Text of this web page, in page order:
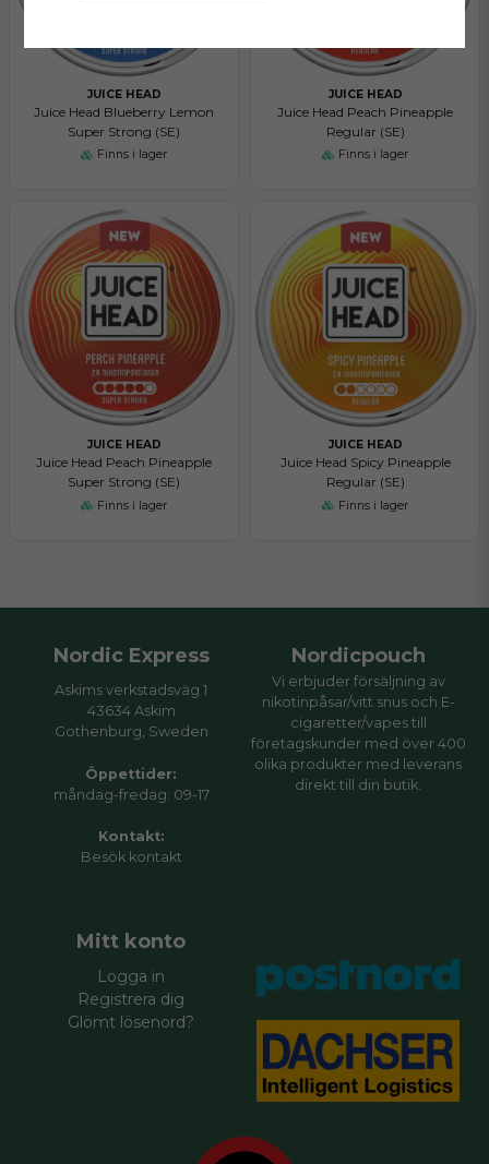
JUICE HEAD
Juice Head Blueberry Lemon
Super Strong (SE)
Finns i lager
JUICE HEAD
Juice Head Peach Pineapple
Regular (SE)
Finns i lager
JUICE HEAD
Juice Head Peach Pineapple
Super Strong (SE)
Finns i lager
JUICE HEAD
Juice Head Spicy Pineapple
Regular (SE)
Finns i lager
Nordic Express
Askims verkstadsväg 1
43634 Askim
Gothenburg, Sweden
Öppettider:
måndag-fredag: 09-17
Kontakt:
Besök kontakt
Nordicpouch
Vi erbjuder försäljning av
nikotinpåsar/vitt snus och E-
cigaretter/vapes till
företagskunder med över 400
olika produkter med leverans
direkt till din butik.
Mitt konto
Logga in
Registrera dig
Glömt lösenord?